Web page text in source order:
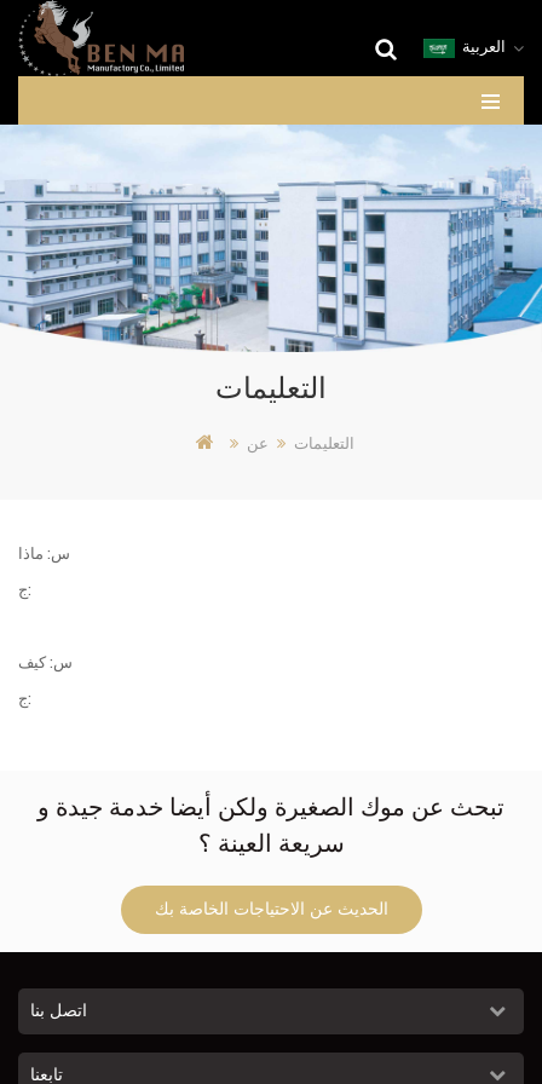
العربية
التعليمات
عن التعليمات
س: ماذا
ج:
س: كيف
ج:
تبحث عن موك الصغيرة ولكن أيضا خدمة جيدة و
سريعة العينة ؟
الحديث عن الاحتياجات الخاصة بك
اتصل بنا
تابعنا